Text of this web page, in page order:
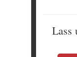
Lass